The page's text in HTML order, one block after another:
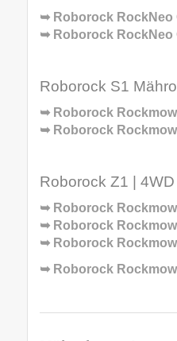
➥ Roborock RockNeo
➥ Roborock RockNeo
Roborock S1
➥ Roborock
➥ Roborock
Roborock Z1 |
➥ Roborock
➥ Roborock
➥ Roborock
➥ Roborock